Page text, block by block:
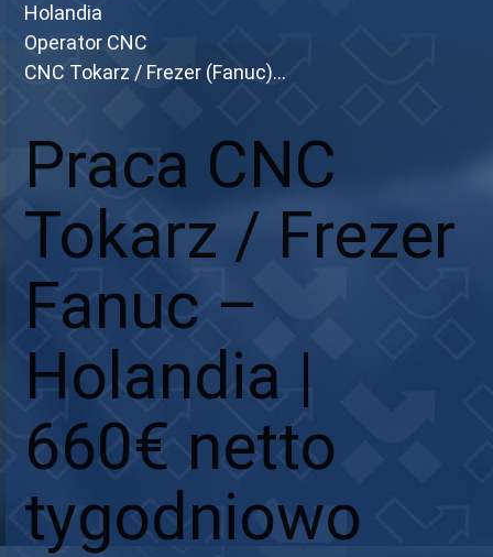
Holandia
Operator CNC
CNC Tokarz / Frezer (Fanuc)...
Praca CNC
Tokarz / Frezer
Fanuc –
Holandia |
660€ netto
tygodniowo